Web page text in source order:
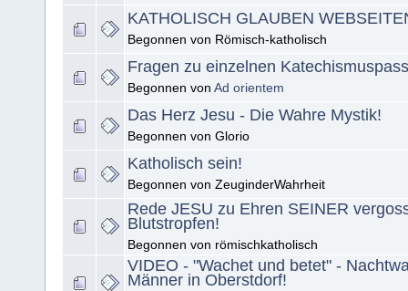
KATHOLISCH GLAUBEN
Begonnen von Römisch-katholisch
Fragen zu einzelnen
Begonnen von Ad orientem
Das Herz Jesu - Die Wahre Mystik!
Begonnen von Glorio
Katholisch sein!
Begonnen von ZeuginderWahrheit
Rede JESU zu Ehren SEINER
Blutstropfen!
Begonnen von römischkatholisch
VIDEO - "Wachet und betet" -
Männer in Oberstdorf!